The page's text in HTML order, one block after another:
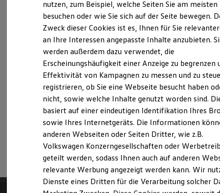
Reichweite der ID. Modelle
Reichweite im Winter
Laden
Laden unterwegs
Laden Zuhause
Ladezeitensimulator
Batterie
Sicherheit
Garantie und Lebensdauer
Nachhaltigkeit
Technologie
Kosten und Kauf
Verbrauchskosten
Kaufoptionen
E-Auto-Förderung
Software und Konnektivität
Die ID. Software 6
ID. Software Versionen und Updates
Digitale Extras
Schnittstellen zu Ihrem ID.
Fahrzeugangebot anfordern
Servicetermin buchen
Serviceanfrage stellen
nutzen, zum Beispiel, welche Seiten Sie am meisten
besuchen oder wie Sie sich auf der Seite bewegen.
Zweck dieser Cookies ist es, Ihnen für Sie
an Ihre Interessen angepasste Inhalte anzubieten.
werden außerdem dazu verwendet, die
Erscheinungshäufigkeit einer Anzeige zu begrenzen
Effektivität von Kampagnen zu messen und zu
registrieren, ob Sie eine Webseite besucht haben
nicht, sowie welche Inhalte genutzt worden sind.
basiert auf einer eindeutigen Identifikation Ihres
sowie Ihres Internetgeräts. Die Informationen
anderen Webseiten oder Seiten Dritter, wie z.B.
Volkswagen Konzerngesellschaften oder
geteilt werden, sodass Ihnen auch auf anderen
relevante Werbung angezeigt werden kann. Wir
Dienste eines Dritten für die Verarbeitung solcher